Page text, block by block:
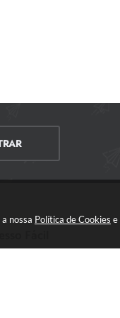
nossa Política de Cookies e